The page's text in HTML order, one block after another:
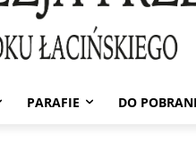
PARAFIE DO